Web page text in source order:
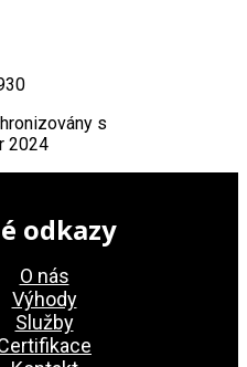
s
2024
odkazy
O nás
Výhody
Služby